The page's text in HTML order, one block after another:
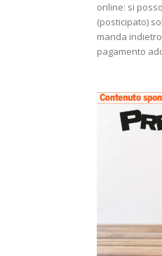
online: si
(posticipato)
manda
pagamento